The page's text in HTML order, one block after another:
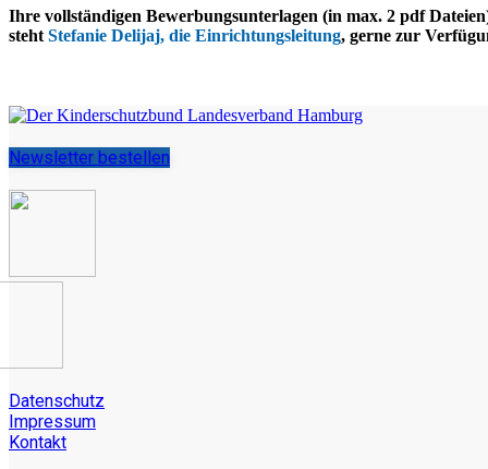
Ihre vollständigen Bewerbungsunterlagen (in max. 2 pdf
steht Stefanie Delijaj, die Einrichtungsleitung, gerne zur
Newsletter bestellen
Datenschutz
Impressum
Kontakt